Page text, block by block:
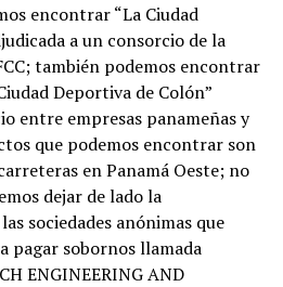
encontrar “La Ciudad
a un consorcio de la
también podemos encontrar
Deportiva de Colón”
entre empresas panameñas y
que podemos encontrar son
en Panamá Oeste; no
dejar de lado la
sociedades anónimas que
pagar sobornos llamada
ENGINEERING AND